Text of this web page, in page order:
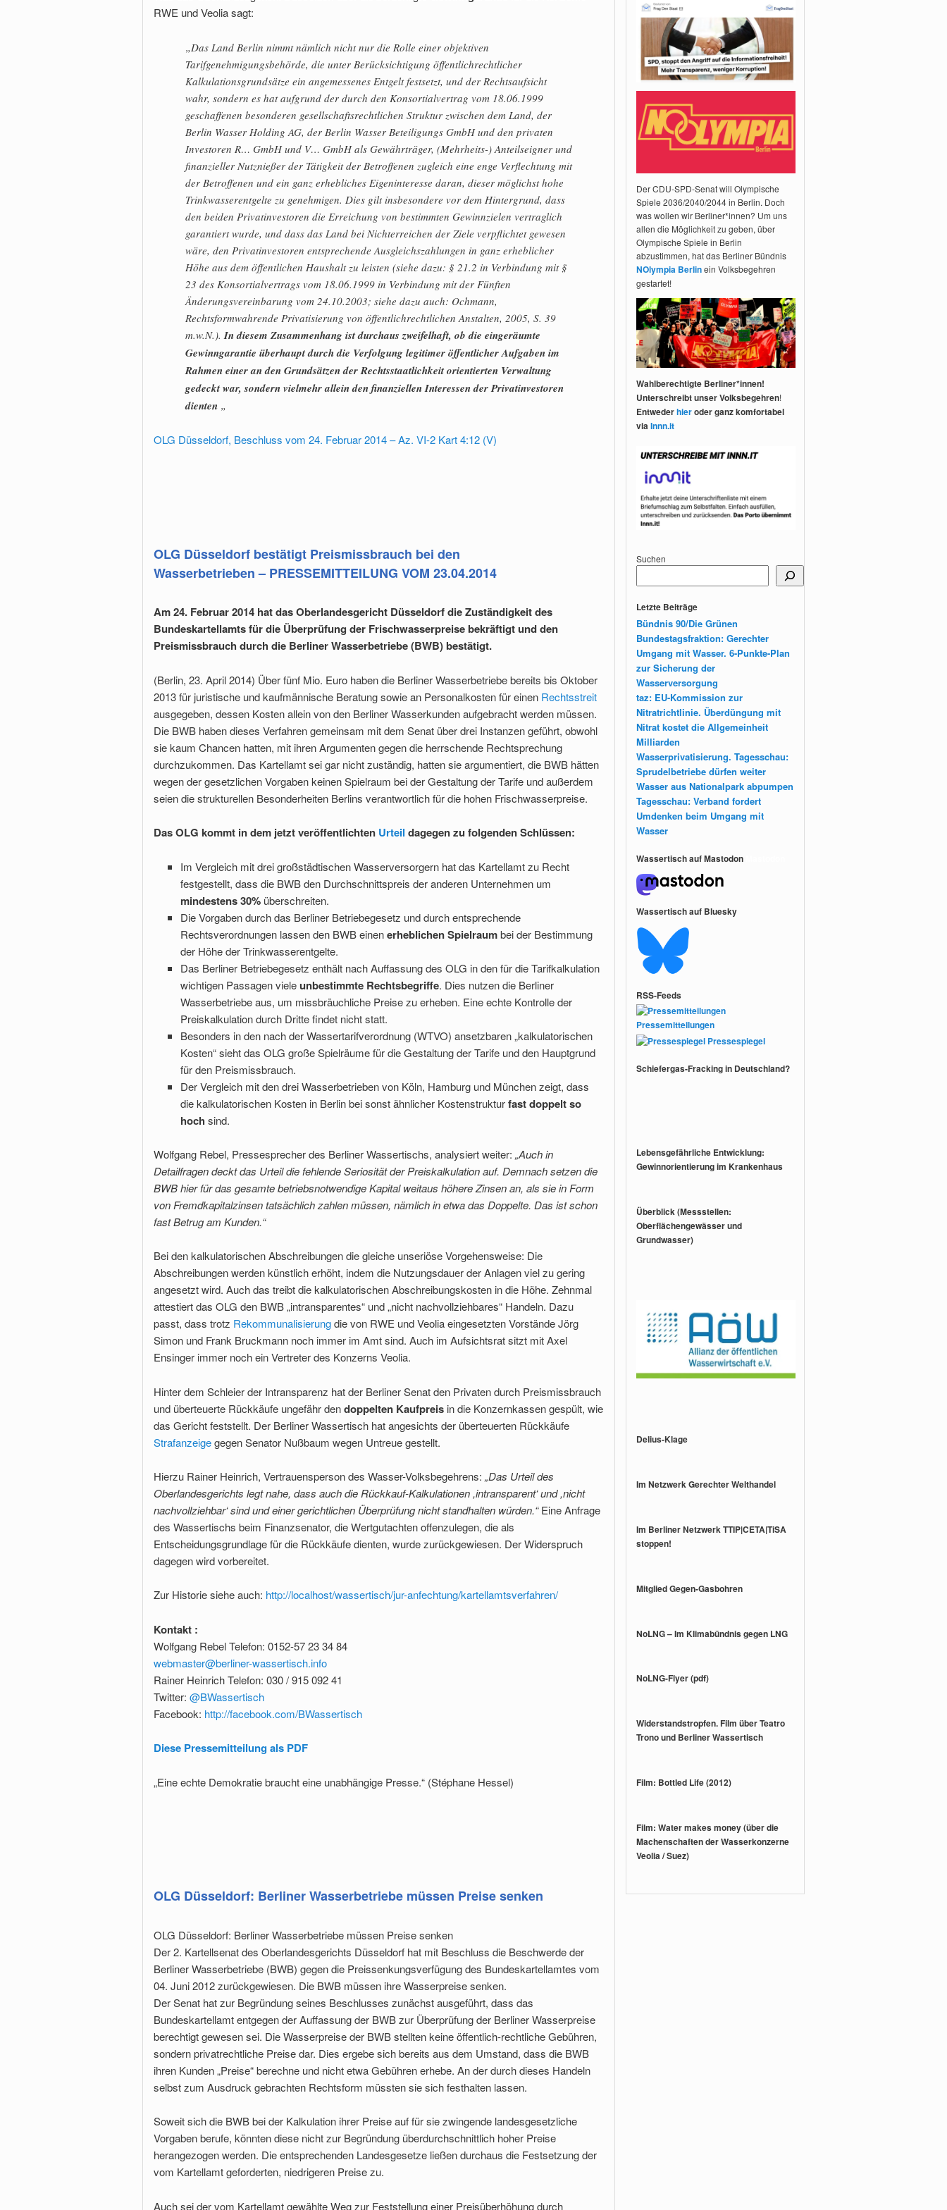
RWE und Veolia sagt:
„Das Land Berlin nimmt nämlich nicht nur die Rolle einer objektiven
Tarifgenehmigungsbehörde, die unter Berücksichtigung öffentlichrechtlicher
Kalkulationsgrundsätze ein angemessenes Entgelt festsetzt, und der Rechtsaufsicht
wahr, sondern es hat aufgrund der durch den Konsortialvertrag vom 18.06.1999
geschaffenen besonderen gesellschaftsrechtlichen Struktur zwischen dem Land, der
Berlin Wasser Holding AG, der Berlin Wasser Beteiligungs GmbH und den privaten
Investoren R… GmbH und V… GmbH als Gewährträger, (Mehrheits-) Anteilseigner und
finanzieller Nutznießer der Tätigkeit der Betroffenen zugleich eine enge Verflechtung mit
der Betroffenen und ein ganz erhebliches Eigeninteresse daran, dieser möglichst hohe
Trinkwasserentgelte zu genehmigen. Dies gilt insbesondere vor dem Hintergrund, dass
den beiden Privatinvestoren die Erreichung von bestimmten Gewinnzielen vertraglich
garantiert wurde, und dass das Land bei Nichterreichen der Ziele verpflichtet gewesen
wäre, den Privatinvestoren entsprechende Ausgleichszahlungen in ganz erheblicher
Höhe aus dem öffentlichen Haushalt zu leisten (siehe dazu: § 21.2 in Verbindung mit §
23 des Konsortialvertrags vom 18.06.1999 in Verbindung mit der Fünften
Änderungsvereinbarung vom 24.10.2003; siehe dazu auch: Ochmann,
Rechtsformwahrende Privatisierung von öffentlichrechtlichen Anstalten, 2005, S. 39
m.w.N.). In diesem Zusammenhang ist durchaus zweifelhaft, ob die eingeräumte
Gewinngarantie überhaupt durch die Verfolgung legitimer öffentlicher Aufgaben im
Rahmen einer an den Grundsätzen der Rechtsstaatlichkeit orientierten Verwaltung
gedeckt war, sondern vielmehr allein den finanziellen Interessen der Privatinvestoren
dienten „
OLG Düsseldorf, Beschluss vom 24. Februar 2014 – Az. VI-2 Kart 4:12 (V)
OLG Düsseldorf bestätigt Preismissbrauch bei den
Wasserbetrieben – PRESSEMITTEILUNG VOM 23.04.2014
Am 24. Februar 2014 hat das Oberlandesgericht Düsseldorf die Zuständigkeit des
Bundeskartellamts für die Überprüfung der Frischwasserpreise bekräftigt und den
Preismissbrauch durch die Berliner Wasserbetriebe (BWB) bestätigt.
(Berlin, 23. April 2014) Über fünf Mio. Euro haben die Berliner Wasserbetriebe bereits bis Oktober
2013 für juristische und kaufmännische Beratung sowie an Personalkosten für einen Rechtsstreit
ausgegeben, dessen Kosten allein von den Berliner Wasserkunden aufgebracht werden müssen.
Die BWB haben dieses Verfahren gemeinsam mit dem Senat über drei Instanzen geführt, obwohl
sie kaum Chancen hatten, mit ihren Argumenten gegen die herrschende Rechtsprechung
durchzukommen. Das Kartellamt sei gar nicht zuständig, hatten sie argumentiert, die BWB hätten
wegen der gesetzlichen Vorgaben keinen Spielraum bei der Gestaltung der Tarife und außerdem
seien die strukturellen Besonderheiten Berlins verantwortlich für die hohen Frischwasserpreise.
Das OLG kommt in dem jetzt veröffentlichten Urteil dagegen zu folgenden Schlüssen:
Im Vergleich mit drei großstädtischen Wasserversorgern hat das Kartellamt zu Recht
festgestellt, dass die BWB den Durchschnittspreis der anderen Unternehmen um
mindestens 30%überschreiten.
Die Vorgaben durch das Berliner Betriebegesetz und durch entsprechende
Rechtsverordnungen lassen den BWB einenerheblichen Spielraumbei der Bestimmung
der Höhe der Trinkwasserentgelte.
Das Berliner Betriebegesetz enthält nach Auffassung des OLG in den für die Tarifkalkulation
wichtigen Passagen vieleunbestimmte Rechtsbegriffe. Dies nutzen die Berliner
Wasserbetriebe aus, um miss­bräuchliche Preise zu erheben. Eine echte Kontrolle der
Preiskalkulation durch Dritte findet nicht statt.
Besonders in den nach der Wassertarifverordnung (WTVO) ansetzbaren „kalkulatorischen
Kosten“ sieht das OLG große Spielräume für die Gestaltung der Tarife und den Hauptgrund
für den Preismissbrauch.
Der Vergleich mit den drei Wasserbetrieben von Köln, Hamburg und München zeigt, dass
die kalkulatorischen Kosten in Berlin bei sonst ähnlicher Kostenstrukturfast doppelt so
hoch sind.
Wolfgang Rebel, Pressesprecher des Berliner Wassertischs, analysiert weiter: „Auch in
Detailfragen deckt das Urteil die fehlende Seriosität der Preiskalkulation auf. Demnach setzen die
BWB hier für das gesamte betriebsnotwendige Kapital weitaus höhere Zinsen an, als sie in Form
von Fremdkapitalzinsen tatsächlich zahlen müssen, nämlich in etwa das Doppelte. Das ist schon
fast Betrug am Kunden.“
Bei den kalkulatorischen Abschreibungen die gleiche unseriöse Vorgehensweise: Die
Abschreibungen werden künstlich erhöht, indem die Nutzungsdauer der Anlagen viel zu gering
angesetzt wird. Auch das treibt die kalkulatorischen Abschreibungskosten in die Höhe. Zehnmal
attestiert das OLG den BWB „intransparentes“ und „nicht nachvollziehbares“ Handeln. Dazu
passt, dass trotz Rekommunalisierungdie von RWE und Veolia eingesetzten Vorstände Jörg
Simon und Frank Bruckmann noch immer im Amt sind. Auch im Aufsichtsrat sitzt mit Axel
Ensinger immer noch ein Vertreter des Konzerns Veolia.
Hinter dem Schleier der Intransparenz hat der Berliner Senat den Privaten durch Preismissbrauch
und überteuerte Rückkäufe ungefähr dendoppelten Kaufpreis in die Konzernkassen gespült, wie
das Gericht feststellt. Der Berliner Wassertisch hat angesichts der überteuerten Rückkäufe
Strafanzeigegegen Senator Nußbaum wegen Untreue gestellt.
Hierzu Rainer Heinrich, Vertrauensperson des Wasser-Volksbegehrens: „Das Urteil des
Oberlandesgerichts legt nahe, dass auch die Rückkauf-Kalkulationen ,intransparent‘ und ,nicht
nachvollziehbar‘ sind und einer gerichtlichen Überprüfung nicht standhalten würden.“Eine Anfrage
des Wassertischs beim Finanzsenator, die Wertgutachten offenzulegen, die als
Entscheidungsgrundlage für die Rückkäufe dienten, wurde zurückgewiesen. Der Widerspruch
dagegen wird vorbereitet.
Zur Historie siehe auch: http://localhost/wassertisch/jur-anfechtung/kartellamtsverfahren/
Kontakt :
Wolfgang Rebel Telefon: 0152-57 23 34 84
webmaster@berliner-wassertisch.info
Rainer Heinrich Telefon: 030 / 915 092 41
Twitter: @BWassertisch
Facebook: http://facebook.com/BWassertisch
Diese Pressemitteilung als PDF
„Eine echte Demokratie braucht eine unabhängige Presse.“ (Stéphane Hessel)
OLG Düsseldorf: Berliner Wasserbetriebe müssen Preise senken
OLG Düsseldorf: Berliner Wasserbetriebe müssen Preise senken
Der 2. Kartellsenat des Oberlandesgerichts Düsseldorf hat mit Beschluss die Beschwerde der
Berliner Wasserbetriebe (BWB) gegen die Preissenkungsverfügung des Bundeskartellamtes vom
04. Juni 2012 zurückgewiesen. Die BWB müssen ihre Wasserpreise senken.
Der Senat hat zur Begründung seines Beschlusses zunächst ausgeführt, dass das
Bundeskartellamt entgegen der Auffassung der BWB zur Überprüfung der Berliner Wasserpreise
berechtigt gewesen sei. Die Wasserpreise der BWB stellten keine öffentlich-rechtliche Gebühren,
sondern privatrechtliche Preise dar. Dies ergebe sich bereits aus dem Umstand, dass die BWB
ihren Kunden „Preise“ berechne und nicht etwa Gebühren erhebe. An der durch dieses Handeln
selbst zum Ausdruck gebrachten Rechtsform müssten sie sich festhalten lassen.
Soweit sich die BWB bei der Kalkulation ihrer Preise auf für sie zwingende landesgesetzliche
Vorgaben berufe, könnten diese nicht zur Begründung überdurchschnittlich hoher Preise
herangezogen werden. Die entsprechenden Landesgesetze ließen durchaus die Festsetzung der
vom Kartellamt geforderten, niedrigeren Preise zu.
Auch sei der vom Kartellamt gewählte Weg zur Feststellung einer Preisüberhöhung durch
Der CDU-SPD-Senat will Olympische
Spiele 2036/2040/2044 in Berlin. Doch
was wollen wir Berliner*innen? Um uns
allen die Möglichkeit zu geben, über
Olympische Spiele in Berlin
abzustimmen, hat das Berliner Bündnis
NOlympia Berlinein Volksbegehren
gestartet!
Wahlberechtigte Berliner*innen!
Unterschreibt unser Volksbegehren!
Entwederhieroder ganz komfortabel
viaInnn.it
Suchen
Letzte Beiträge
Bündnis 90/Die Grünen
Bundestagsfraktion: Gerechter
Umgang mit Wasser. 6-Punkte-Plan
zur Sicherung der
Wasserversorgung
taz: EU-Kommission zur
Nitratrichtlinie. Überdüngung mit
Nitrat kostet die Allgemeinheit
Milliarden
Wasserprivatisierung. Tagesschau:
Sprudelbetriebe dürfen weiter
Wasser aus Nationalpark abpumpen
Tagesschau: Verband fordert
Umdenken beim Umgang mit
Wasser
Wassertisch auf Mastodon
Wassertisch auf Bluesky
RSS-Feeds
Pressemitteilungen
Pressespiegel
Schiefergas-Fracking in Deutschland?
Lebensgefährliche Entwicklung:
Gewinnorientierung im Krankenhaus
Überblick (Messstellen:
Oberflächengewässer und
Grundwasser)
Delius-Klage
Im Netzwerk Gerechter Welthandel
Im Berliner Netzwerk TTIP|CETA|TiSA
stoppen!
Mitglied Gegen-Gasbohren
NoLNG – Im Klimabündnis gegen LNG
NoLNG-Flyer (pdf)
Widerstandstropfen. Film über Teatro
Trono und Berliner Wassertisch
Film: Bottled Life (2012)
Film: Water makes money (über die
Machenschaften der Wasserkonzerne
Veolia / Suez)